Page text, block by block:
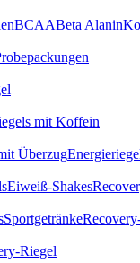
BCAABeta Alanin
mit Koffein
Überzug
Eiweiß-Shakes
Sportgetränke
Riegel